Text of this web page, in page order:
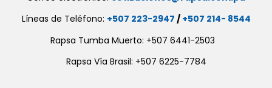
Líneas de Teléfono: +507 223-2947 / +507 214- 8544
Rapsa Tumba Muerto: +507 6441-2503
Rapsa Vía Brasil: +507 6225-7784